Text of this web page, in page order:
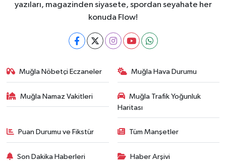
yazıları, magazinden siyasete, spordan seyahate her
konuda Flow!
Muğla Nöbetçi Eczaneler Muğla Hava Durumu
Muğla Namaz Vakitleri
Muğla Trafik Yoğunluk
Haritası
Puan Durumu ve Fikstür Tüm Manşetler
Son Dakika Haberleri Haber Arşivi